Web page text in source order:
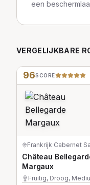
een
VERGELIJKBARE
96SCORE
Frankrijk·
Château
Margaux
Fruitig, Droog,